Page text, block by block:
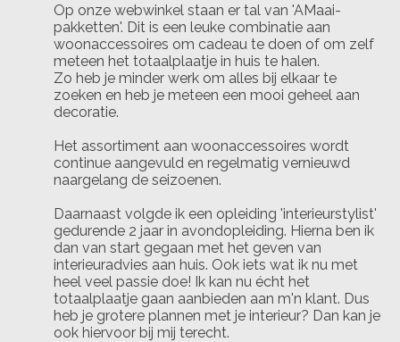
Op onze webwinkel staan er tal van 'AMaai-
pakketten'. Dit is een leuke combinatie aan
woonaccessoires om cadeau te doen of om zelf
meteen het totaalplaatje in huis te halen.
Zo heb je minder werk om alles bij elkaar te
zoeken en heb je meteen een mooi geheel aan
decoratie.
Het assortiment aan woonaccessoires wordt
continue aangevuld en regelmatig vernieuwd
naargelang de seizoenen.
Daarnaast volgde ik een opleiding 'interieurstylist'
gedurende 2 jaar in avondopleiding. Hierna ben ik
dan van start gegaan met het geven van
interieuradvies aan huis. Ook iets wat ik nu met
heel veel passie doe! Ik kan nu écht het
totaalplaatje gaan aanbieden aan m'n klant. Dus
heb je grotere plannen met je interieur? Dan kan je
ook hiervoor bij mij terecht.